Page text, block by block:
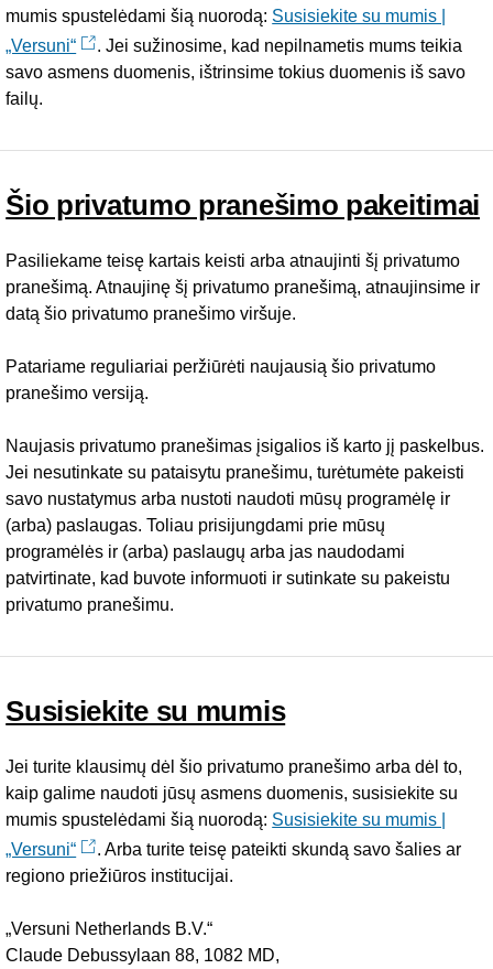
mumis spustelėdami šią nuorodą: Susisiekite su mumis |
„Versuni“
. Jei sužinosime, kad nepilnametis mums teikia
savo asmens duomenis, ištrinsime tokius duomenis iš savo
failų.
Šio privatumo pranešimo pakeitimai
Pasiliekame teisę kartais keisti arba atnaujinti šį privatumo
pranešimą. Atnaujinę šį privatumo pranešimą, atnaujinsime ir
datą šio privatumo pranešimo viršuje.
Patariame reguliariai peržiūrėti naujausią šio privatumo
pranešimo versiją.
Naujasis privatumo pranešimas įsigalios iš karto jį paskelbus.
Jei nesutinkate su pataisytu pranešimu, turėtumėte pakeisti
savo nustatymus arba nustoti naudoti mūsų programėlę ir
(arba) paslaugas. Toliau prisijungdami prie mūsų
programėlės ir (arba) paslaugų arba jas naudodami
patvirtinate, kad buvote informuoti ir sutinkate su pakeistu
privatumo pranešimu.
Susisiekite su mumis
Jei turite klausimų dėl šio privatumo pranešimo arba dėl to,
kaip galime naudoti jūsų asmens duomenis, susisiekite su
mumis spustelėdami šią nuorodą: Susisiekite su mumis |
„Versuni“
. Arba turite teisę pateikti skundą savo šalies ar
regiono priežiūros institucijai.
„Versuni Netherlands B.V.“
Claude Debussylaan 88, 1082 MD,